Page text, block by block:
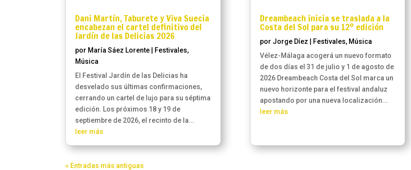
Dani Martín, Taburete y Viva Suecia
encabezan el cartel definitivo del
Jardín de las Delicias 2026
por María Sáez Lorente Festivales,
Música
El Festival Jardín de las Delicias ha
desvelado sus últimas confirmaciones,
cerrando un cartel de lujo para su séptima
edición. Los próximos 18 y 19 de
septiembre de 2026, el recinto de la...
leer más
Dreambeach inicia se traslada a la
Costa del Sol para su 12º edición
por Jorge Díez Festivales, Música
Vélez-Málaga acogerá un nuevo formato
de dos días el 31 de julio y 1 de agosto de
2026 Dreambeach Costa del Sol marca un
nuevo horizonte para el festival andaluz
apostando por una nueva localización...
leer más
« Entradas más antiguas